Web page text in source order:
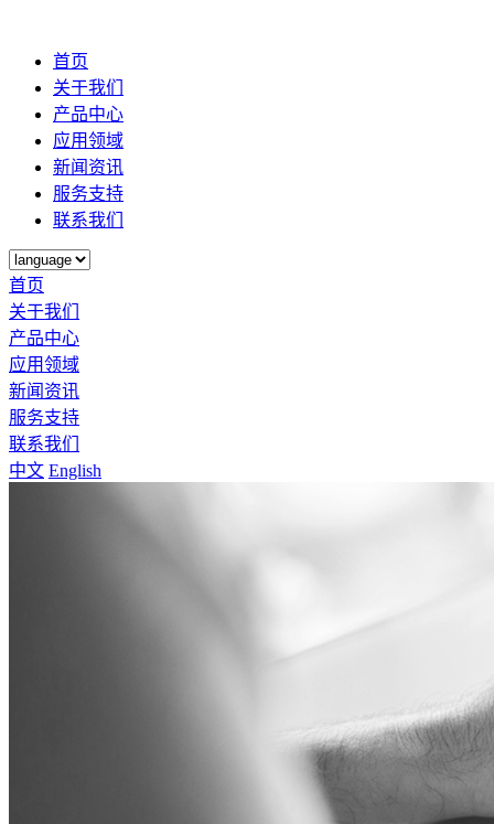
首页
关于我们
产品中心
应用领域
新闻资讯
服务支持
联系我们
首页
关于我们
产品中心
应用领域
新闻资讯
服务支持
联系我们
中文 English